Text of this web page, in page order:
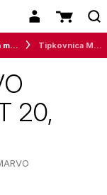
Tipkovnice in miške
20,